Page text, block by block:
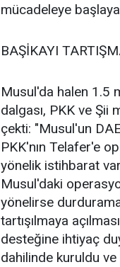
mücadeleye
BAŞİKAYI
Musul'da halen 1.5
dalgası, PKK ve Şii
çekti: "Musul'un
PKK'nın Telafer'e
yönelik istihbarat
Musul'daki
yönelirse
tartışılmaya
desteğine ihtiyaç
dahilinde kuruldu ve